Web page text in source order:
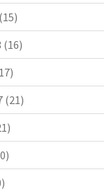
(15)
(16)
(21)